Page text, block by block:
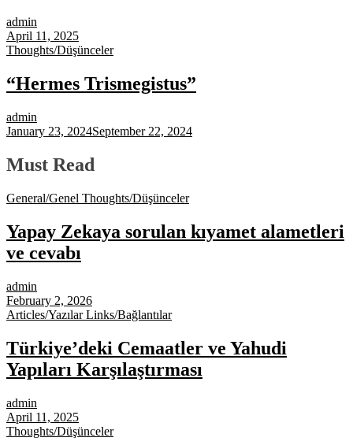
admin
April 11, 2025
Thoughts/Düşünceler
“Hermes Trismegistus”
admin
January 23, 2024September 22, 2024
Must Read
General/Genel Thoughts/Düşünceler
Yapay Zekaya sorulan kıyamet alametleri
ve cevabı
admin
February 2, 2026
Articles/YazılarLinks/Bağlantılar
Türkiye’deki Cemaatler ve Yahudi
Yapıları Karşılaştırması
admin
April 11, 2025
Thoughts/Düşünceler